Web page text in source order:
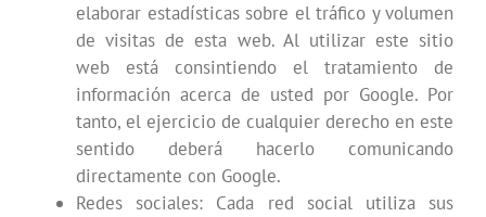
elaborar estadísticas sobre el tráfico y volumen
de visitas de esta web. Al utilizar este sitio
web está consintiendo el tratamiento de
información acerca de usted por Google. Por
tanto, el ejercicio de cualquier derecho en este
sentido deberá hacerlo comunicando
directamente con Google.
Redes sociales: Cada red social utiliza sus